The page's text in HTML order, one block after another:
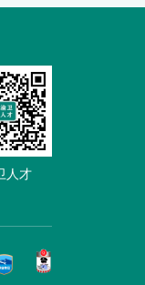
人才